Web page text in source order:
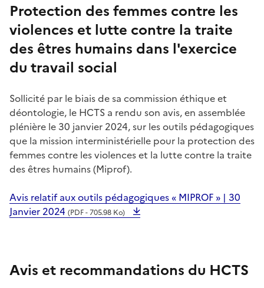
Protection des femmes contre les
violences et lutte contre la traite
des êtres humains dans l'exercice
du travail social
Sollicité par le biais de sa commission éthique et
déontologie, le HCTS a rendu son avis, en assemblée
plénière le 30 janvier 2024, sur les outils pédagogiques
que la mission interministérielle pour la protection des
femmes contre les violences et la lutte contre la traite
des êtres humains (Miprof).
Avis relatif aux outils pédagogiques « MIPROF » | 30
Janvier 2024 (PDF - 705.98 Ko)
Avis et recommandations du HCTS